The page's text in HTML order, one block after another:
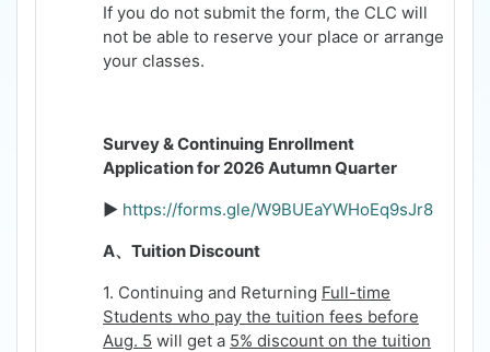
If you do not submit the form, the CLC will
not be able to reserve your place or arrange
your classes.
Survey & Continuing Enrollment
Application for 2026 Autumn Quarter
► https://forms.gle/W9BUEaYWHoEq9sJr8
A、 Tuition Discount
1. Continuing and Returning Full-time
Students who pay the tuition fees before
Aug. 5 will get a 5% discount on the tuition